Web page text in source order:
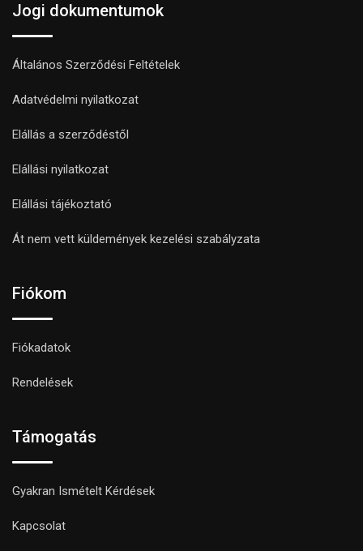
Jogi dokumentumok
Általános Szerződési Feltételek
Adatvédelmi nyilatkozat
Elállás a szerződéstől
Elállási nyilatkozat
Elállási tájékoztató
Át nem vett küldemények kezelési szabályzata
Fiókom
Fiókadatok
Rendelések
Támogatás
Gyakran Ismételt Kérdések
Kapcsolat